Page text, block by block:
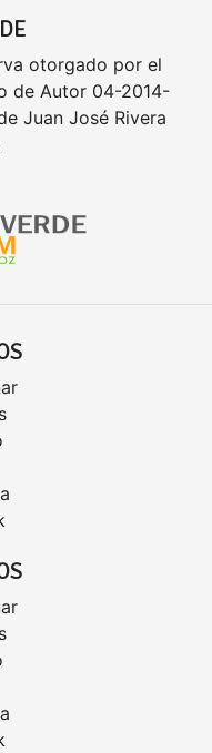
otorgado por el
de Autor 04-2014-
Juan José Rivera